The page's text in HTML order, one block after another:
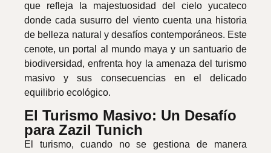
que refleja la majestuosidad del cielo yucateco
donde cada susurro del viento cuenta una historia
de belleza natural y desafíos contemporáneos. Este
cenote, un portal al mundo maya y un santuario de
biodiversidad, enfrenta hoy la amenaza del turismo
masivo y sus consecuencias en el delicado
equilibrio ecológico.
El Turismo Masivo: Un Desafío
para Zazil Tunich
El turismo, cuando no se gestiona de manera